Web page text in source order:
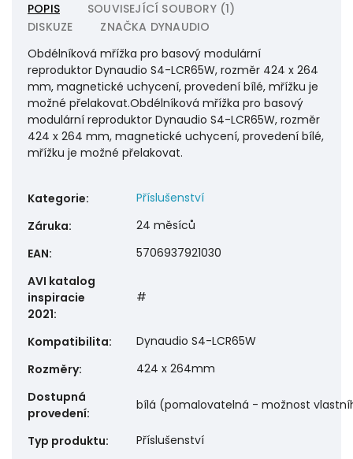
POPIS
SOUVISEJÍCÍ SOUBORY (1)
DISKUZE
ZNAČKA DYNAUDIO
Obdélníková mřížka pro basový modulární
reproduktor Dynaudio S4-LCR65W, rozměr 424 x 264
mm, magnetické uchycení, provedení bílé, mřížku je
možné přelakovat.Obdélníková mřížka pro basový
modulární reproduktor Dynaudio S4-LCR65W, rozměr
424 x 264 mm, magnetické uchycení, provedení bílé,
mřížku je možné přelakovat.
Kategorie:
Příslušenství
Záruka:
24 měsíců
EAN:
5706937921030
AVI katalog
inspiracie
2021:
#
Kompatibilita:
Dynaudio S4-LCR65W
Rozměry:
424 x 264mm
Dostupná
provedení:
bílá (pomalovatelná - možnost
Typ produktu:
Příslušenství